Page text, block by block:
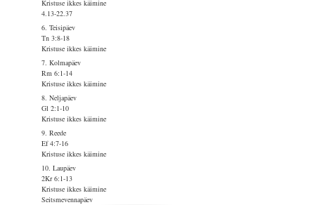
Kristuse ikkes käimine
4.13-22.37
6. Teisipäev
Tn 3:8-18
Kristuse ikkes käimine
7. Kolmapäev
Rm 6:1-14
Kristuse ikkes käimine
8. Neljapäev
Gl 2:1-10
Kristuse ikkes käimine
9. Reede
Ef 4:7-16
Kristuse ikkes käimine
10. Laupäev
2Kr 6:1-13
Kristuse ikkes käimine
Seitsmevennapäev